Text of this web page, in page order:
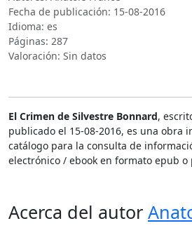
Fecha de publicación: 15-08-2016
Idioma: es
Páginas: 287
Valoración: Sin datos
El Crimen de Silvestre Bonnard,
publicado el 15-08-2016, es una obra
catálogo para la consulta de
electrónico / ebook en formato epub o
Acerca del autor